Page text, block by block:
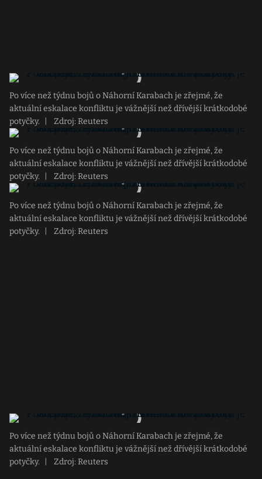
Po více než týdnu bojů o Náhorní Karabach je zřejmé, že
aktuální eskalace konfliktu je vážnější než dřívější krátkodobé
potyčky.
Zdroj: Reuters
Po více než týdnu bojů o Náhorní Karabach je zřejmé, že
aktuální eskalace konfliktu je vážnější než dřívější krátkodobé
potyčky.
Zdroj: Reuters
Po více než týdnu bojů o Náhorní Karabach je zřejmé, že
aktuální eskalace konfliktu je vážnější než dřívější krátkodobé
potyčky.
Zdroj: Reuters
Po více než týdnu bojů o Náhorní Karabach je zřejmé, že
aktuální eskalace konfliktu je vážnější než dřívější krátkodobé
potyčky.
Zdroj: Reuters